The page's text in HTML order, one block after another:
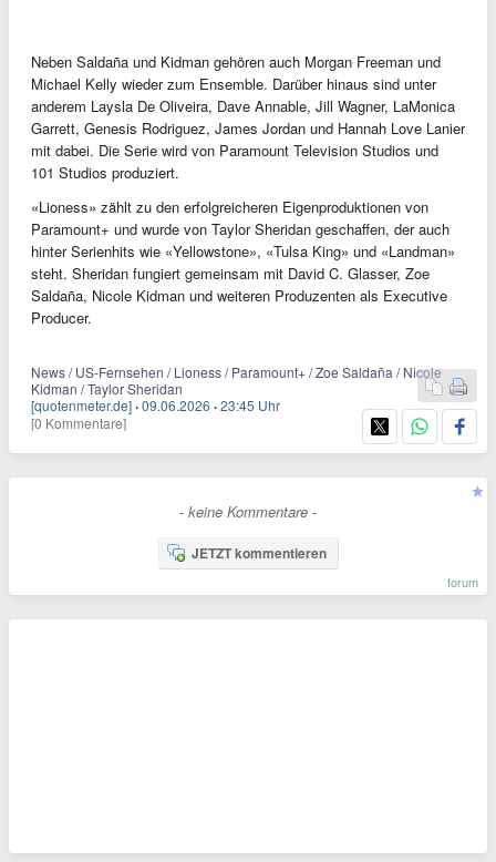
Neben Saldaña und Kidman gehören auch Morgan Freeman und
Michael Kelly wieder zum Ensemble. Darüber hinaus sind unter
anderem Laysla De Oliveira, Dave Annable, Jill Wagner, LaMonica
Garrett, Genesis Rodriguez, James Jordan und Hannah Love Lanier
mit dabei. Die Serie wird von Paramount Television Studios und
101 Studios produziert.
«Lioness» zählt zu den erfolgreicheren Eigenproduktionen von
Paramount+ und wurde von Taylor Sheridan geschaffen, der auch
hinter Serienhits wie «Yellowstone», «Tulsa King» und «Landman»
steht. Sheridan fungiert gemeinsam mit David C. Glasser, Zoe
Saldaña, Nicole Kidman und weiteren Produzenten als Executive
Producer.
News / US-Fernsehen / Lioness / Paramount+ / Zoe Saldaña / Nicole
Kidman / Taylor Sheridan
[quotenmeter.de] ·09.06.2026 ·23:45 Uhr
[0 Kommentare]
- keine Kommentare -
JETZT kommentieren
forum